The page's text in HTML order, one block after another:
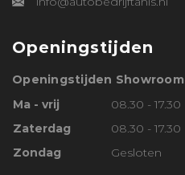
Openingstijden
Openingstijden Showroom
Ma - vrij
08.30 - 17.30
Zaterdag
08.30 - 17.30
Zondag
Gesloten